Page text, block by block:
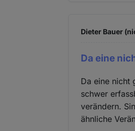
Dieter Bauer
Da eine
Da eine nicht
schwer
verändern.
ähnliche